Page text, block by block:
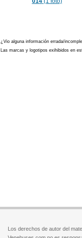
¿Vio alguna información errada/
Las marcas y logotipos exihibidos en
Los derechos de autor del